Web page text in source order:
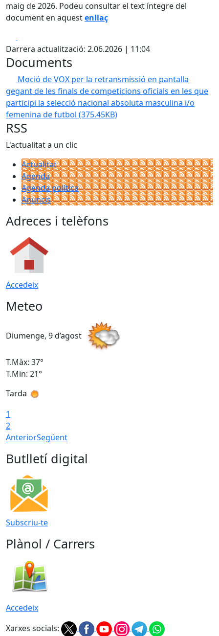
maig de 2026. Podeu consultar el text íntegre del
document en aquestenllaç
Darrera actualització: 2.06.2026 | 11:04
Documents
Moció de VOX per la retransmissió en pantalla
gegant de les finals de competicions oficials en les que
participi la selecció nacional absoluta masculina i/o
femenina de futbol (375.45KB)
RSS
L'actualitat a un clic
Actualitat
Agenda
Agenda política
Anuncis
Adreces i telèfons
Accedeix
Meteo
Diumenge, 9 d’agost
T.Màx: 37°
T.Min: 21°
Tarda
1
2
AnteriorSegüent
Butlletí digital
Subscriu-te
Plànol / Carrers
Accedeix
Xarxes socials: